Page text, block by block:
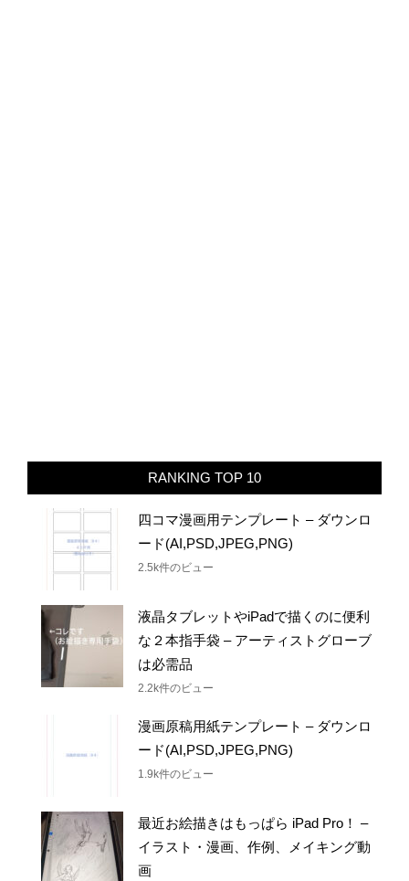
RANKING TOP 10
四コマ漫画用テンプレート – ダウンロ
ード(AI,PSD,JPEG,PNG)
2.5k件のビュー
液晶タブレットやiPadで描くのに便利
な２本指手袋 – アーティストグローブ
は必需品
2.2k件のビュー
漫画原稿用紙テンプレート – ダウンロ
ード(AI,PSD,JPEG,PNG)
1.9k件のビュー
最近お絵描きはもっぱら iPad Pro！ –
イラスト・漫画、作例、メイキング動
画